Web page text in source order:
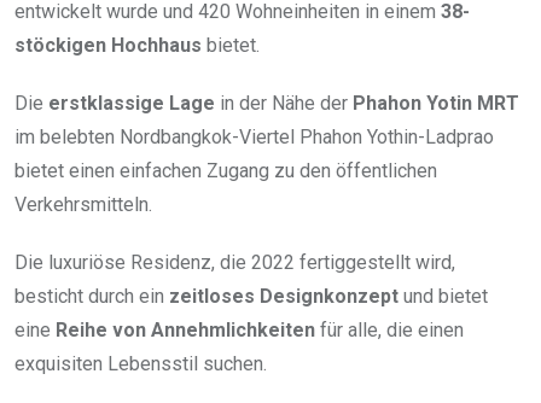
entwickelt wurde und 420 Wohneinheiten in einem 38-
stöckigen Hochhaus bietet.
Die erstklassige Lage in der Nähe der Phahon Yotin MRT
im belebten Nordbangkok-Viertel Phahon Yothin-Ladprao
bietet einen einfachen Zugang zu den öffentlichen
Verkehrsmitteln.
Die luxuriöse Residenz, die 2022 fertiggestellt wird,
besticht durch ein zeitloses Designkonzept und bietet
eine Reihe von Annehmlichkeiten für alle, die einen
exquisiten Lebensstil suchen.